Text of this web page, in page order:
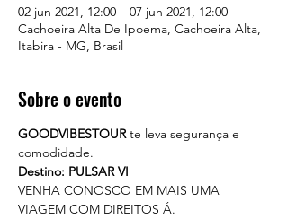
02 jun 2021, 12:00 – 07 jun 2021, 12:00
Cachoeira Alta De Ipoema, Cachoeira Alta,
Itabira - MG, Brasil
Sobre o evento
GOODVIBESTOUR te leva segurança e
comodidade.
Destino: PULSAR VI
VENHA CONOSCO EM MAIS UMA
VIAGEM COM DIREITOS Á.